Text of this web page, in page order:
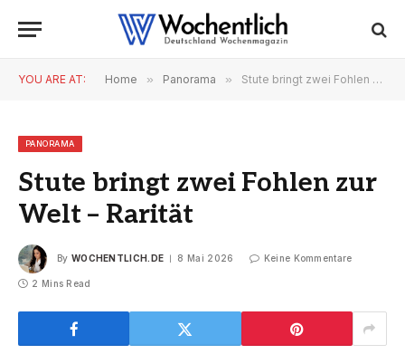
YOU ARE AT: Home » Panorama » Stute bringt zwei Fohlen zur Welt – Rarität
PANORAMA
Stute bringt zwei Fohlen zur
Welt – Rarität
By WOCHENTLICH.DE 8 Mai 2026 Keine Kommentare
2 Mins Read